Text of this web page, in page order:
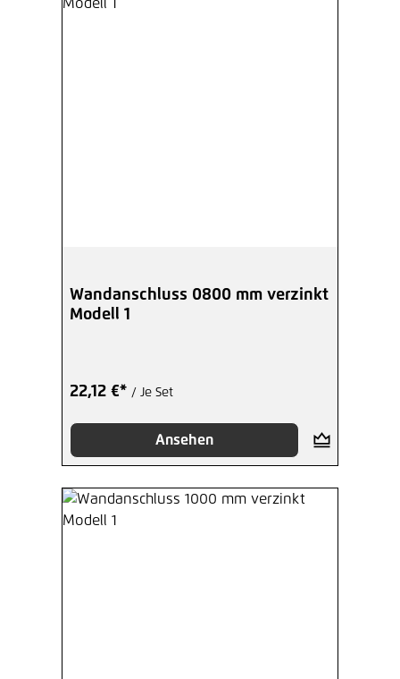
Wandanschluss 0800 mm verzinkt
Modell 1
22,12 €* / Je Set
Ansehen